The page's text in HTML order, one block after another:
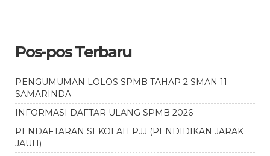
Pos-pos Terbaru
PENGUMUMAN LOLOS SPMB TAHAP 2 SMAN 11
SAMARINDA
INFORMASI DAFTAR ULANG SPMB 2026
PENDAFTARAN SEKOLAH PJJ (PENDIDIKAN JARAK
JAUH)